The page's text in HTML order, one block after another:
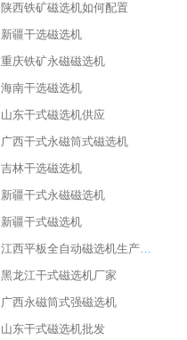
陕西铁矿磁选机如何配置
新疆干选磁选机
重庆铁矿永磁磁选机
海南干选磁选机
山东干式磁选机供应
广西干式永磁筒式磁选机
吉林干选磁选机
新疆干式永磁磁选机
新疆干式磁选机
江西平板全自动磁选机生产厂家
黑龙江干式磁选机厂家
广西永磁筒式强磁选机
山东干式磁选机批发